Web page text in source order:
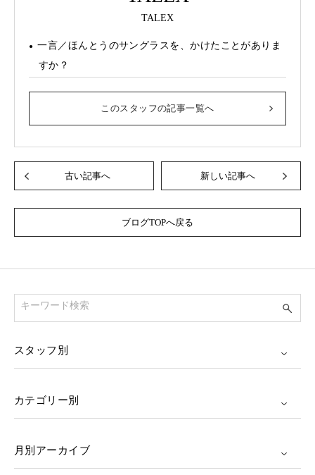
TALEX
一言／ほんとうのサングラスを、かけたことがありま
すか？
このスタッフの記事一覧へ
古い記事へ 新しい記事へ
ブログTOPへ戻る
スタッフ別
カテゴリー別
月別アーカイブ